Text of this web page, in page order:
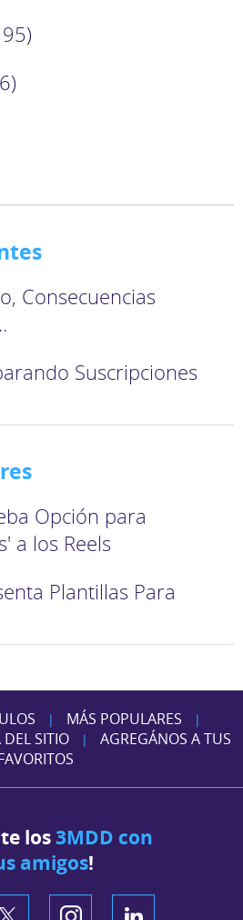
Consecuencias
Suscripciones
Opción para
a los Reels
Plantillas Para
| MÁS POPULARES |
SITIO |
AGREGÁNOS A TUS
los3MDD con
amigos!